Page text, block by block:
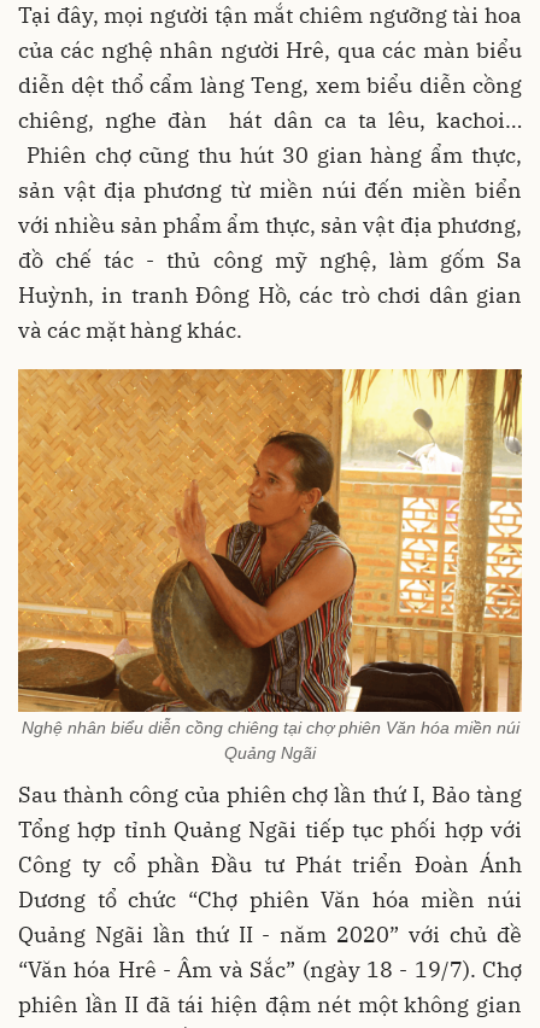
Tại đây, mọi người tận mắt chiêm ngưỡng tài hoa
của các nghệ nhân người Hrê, qua các màn biểu
diễn dệt thổ cẩm làng Teng, xem biểu diễn cồng
chiêng, nghe đàn hát dân ca ta lêu, kachoi…
Phiên chợ cũng thu hút 30 gian hàng ẩm thực,
sản vật địa phương từ miền núi đến miền biển
với nhiều sản phẩm ẩm thực, sản vật địa phương,
đồ chế tác - thủ công mỹ nghệ, làm gốm Sa
Huỳnh, in tranh Đông Hồ, các trò chơi dân gian
và các mặt hàng khác.
Nghệ nhân biểu diễn cồng chiêng tại chợ phiên Văn hóa miền núi
Quảng Ngãi
Sau thành công của phiên chợ lần thứ I, Bảo tàng
Tổng hợp tỉnh Quảng Ngãi tiếp tục phối hợp với
Công ty cổ phần Đầu tư Phát triển Đoàn Ánh
Dương tổ chức “Chợ phiên Văn hóa miền núi
Quảng Ngãi lần thứ II - năm 2020” với chủ đề
“Văn hóa Hrê - Âm và Sắc” (ngày 18 - 19/7). Chợ
phiên lần II đã tái hiện đậm nét một không gian